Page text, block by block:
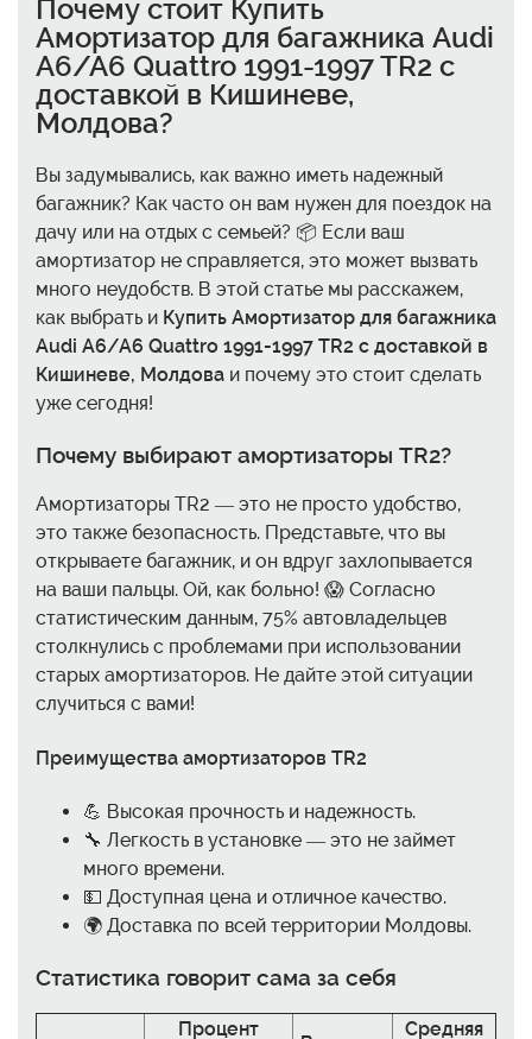
Почему стоит Купить
Амортизатор для багажника Audi
A6/A6 Quattro 1991-1997 TR2 с
доставкой в Кишиневе,
Молдова?
Вы задумывались, как важно иметь надежный
багажник? Как часто он вам нужен для поездок на
дачу или на отдых с семьей? 📦 Если ваш
амортизатор не справляется, это может вызвать
много неудобств. В этой статье мы расскажем,
как выбрать и Купить Амортизатор для багажника
Audi A6/A6 Quattro 1991-1997 TR2 с доставкой в
Кишиневе, Молдова и почему это стоит сделать
уже сегодня!
Почему выбирают амортизаторы TR2?
Амортизаторы TR2 — это не просто удобство,
это также безопасность. Представьте, что вы
открываете багажник, и он вдруг захлопывается
на ваши пальцы. Ой, как больно! 😱 Согласно
статистическим данным, 75% автовладельцев
столкнулись с проблемами при использовании
старых амортизаторов. Не дайте этой ситуации
случиться с вами!
Преимущества амортизаторов TR2
💪 Высокая прочность и надежность.
🔧 Легкость в установке — это не займет
много времени.
💵 Доступная цена и отличное качество.
🌍 Доставка по всей территории Молдовы.
Статистика говорит сама за себя
Процент Средняя